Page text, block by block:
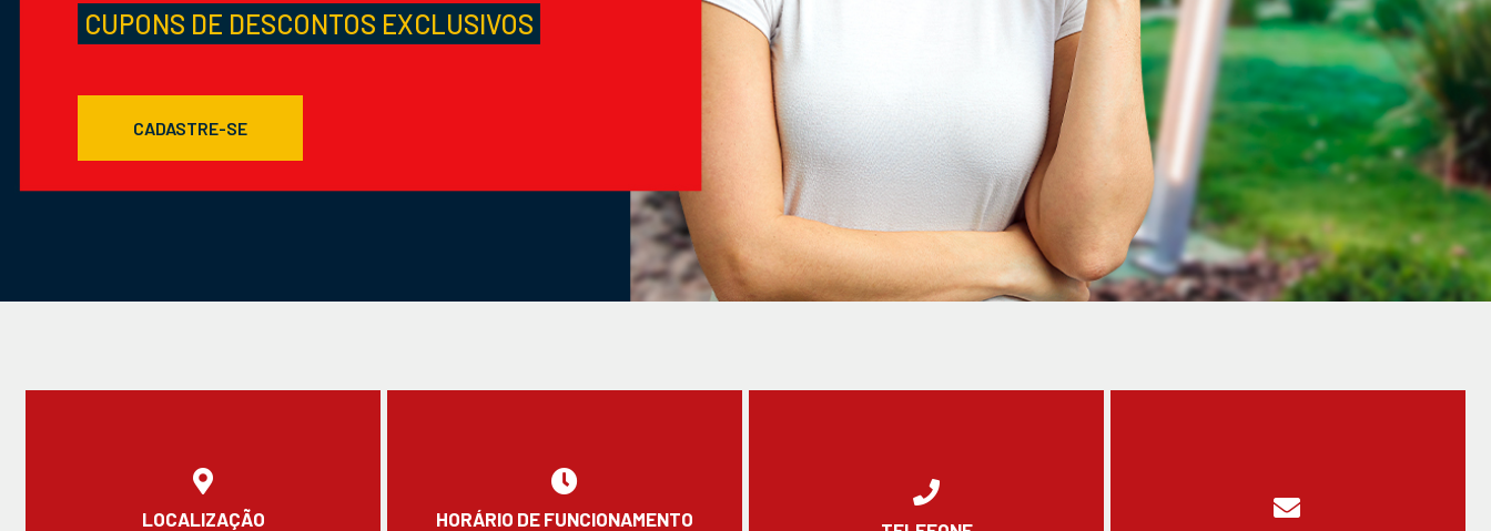
CUPONS DE DESCONTOS EXCLUSIVOS
CADASTRE-SE
LOCALIZAÇÃO HORÁRIO DE FUNCIONAMENTO